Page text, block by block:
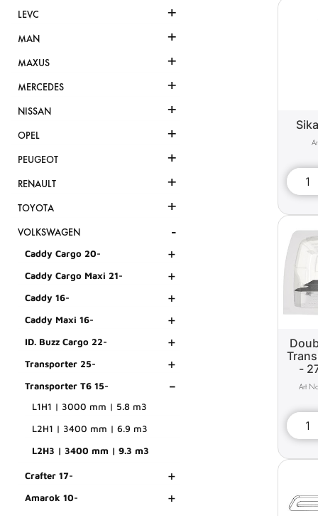
LEVC +
MAN +
MAXUS +
MERCEDES +
NISSAN +
OPEL +
PEUGEOT +
RENAULT +
TOYOTA +
VOLKSWAGEN -
Caddy Cargo 20- +
Caddy Cargo Maxi 21- +
Caddy 16- +
Caddy Maxi 16- +
ID. Buzz Cargo 22- +
Transporter 25- +
Transporter T6 15- -
L1H1 | 3000 mm | 5.8 m3
L2H1 | 3400 mm | 6.9 m3
L2H3 | 3400 mm | 9.3 m3
Crafter 17- +
Amarok 10- +
-